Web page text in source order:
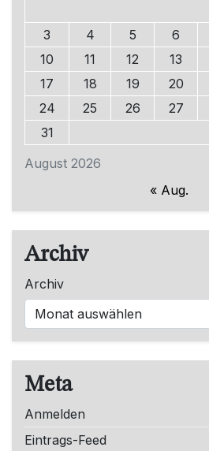
August 2026
3
4 5 6
10
11 12 13
17
18 19 20
24
25 26 27
31
« Aug.
Archiv
Archiv
Meta
Anmelden
Eintrags-Feed